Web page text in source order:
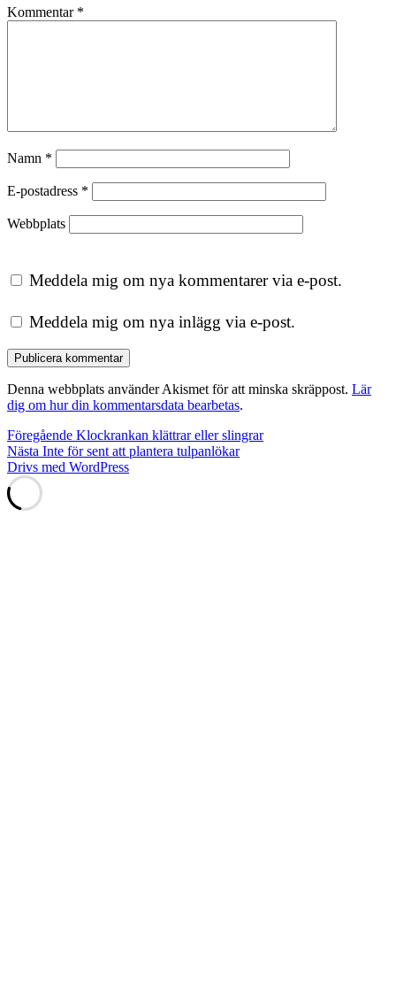
Kommentar *
Namn *
E-postadress *
Webbplats
Meddela mig om nya kommentarer via e-post.
Meddela mig om nya inlägg via e-post.
Denna webbplats använder Akismet för att minska skräppost. Lär
dig om hur din kommentarsdata bearbetas.
Inläggsnavigering
Föregående Föregående
inlägg:
Klockrankan klättrar eller slingrar
Nästa Nästa
inlägg:
Inte för sent att plantera tulpanlökar
Drivs med WordPress